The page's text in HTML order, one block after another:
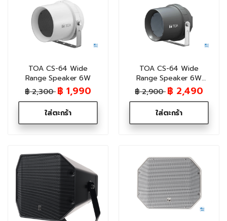
TOA CS-64 Wide
Range Speaker 6W
฿ 2,300฿ 1,990
ใส่ตะกร้า
TOA CS-64 Wide
Range Speaker 6W
(Black)
฿ 2,900฿ 2,490
ใส่ตะกร้า